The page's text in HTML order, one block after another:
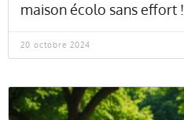
maison écolo sans effort !
20 octobre 2024